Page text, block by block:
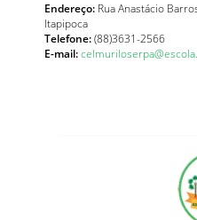
Endereço: Rua Anastácio
Itapipoca
Telefone:(88)3631-2566
E-mail: